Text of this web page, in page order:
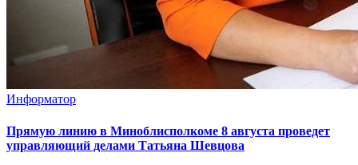
Информатор
Прямую линию в Миноблисполкоме 8 августа проведет
управляющий делами Татьяна Шевцова